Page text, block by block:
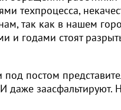
техпроцесса,
так как в нашем
и годами стоят
постом
И даже